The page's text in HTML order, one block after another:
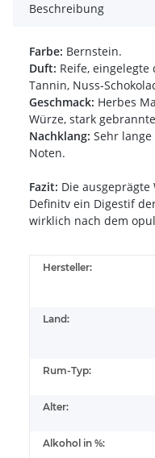
Beschreibung
Farbe: Bernstein.
Duft: Reife, eingelegte
Tannin, Nuss-
Geschmack: Herbes
Würze, stark
Nachklang: Sehr
Noten.
Fazit: Die
Definitv ein Digestif
wirklich nach dem
Hersteller:
Land:
Rum-Typ:
Alter:
Alkohol in %: